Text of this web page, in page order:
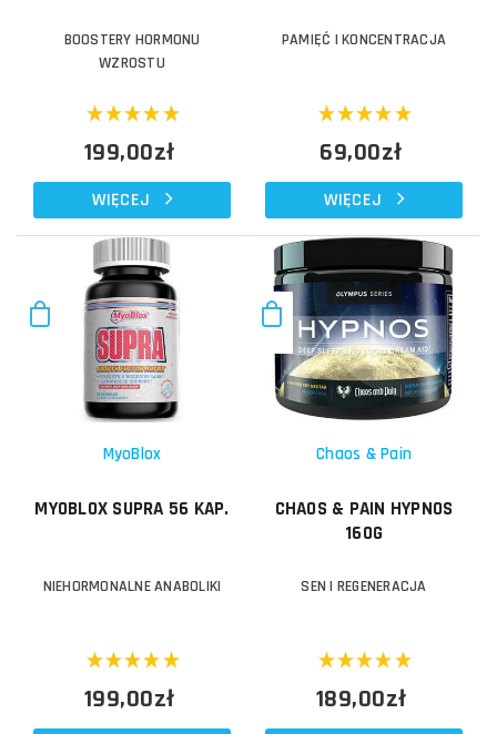
BOOSTERY HORMONU
WZROSTU
199,00zł
WIĘCEJ
PAMIĘĆ I KONCENTRACJA
69,00zł
WIĘCEJ
MyoBlox
MYOBLOX SUPRA 56 KAP.
NIEHORMONALNE ANABOLIKI
199,00zł
Chaos & Pain
CHAOS & PAIN HYPNOS
160G
SEN I REGENERACJA
189,00zł